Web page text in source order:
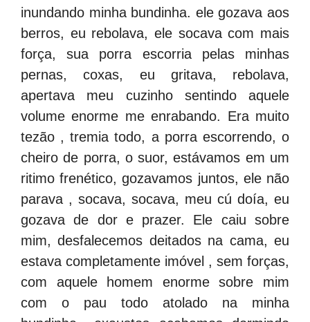
inundando minha bundinha. ele gozava aos
berros, eu rebolava, ele socava com mais
força, sua porra escorria pelas minhas
pernas, coxas, eu gritava, rebolava,
apertava meu cuzinho sentindo aquele
volume enorme me enrabando. Era muito
tezão , tremia todo, a porra escorrendo, o
cheiro de porra, o suor, estávamos em um
ritimo frenético, gozavamos juntos, ele não
parava , socava, socava, meu cú doía, eu
gozava de dor e prazer. Ele caiu sobre
mim, desfalecemos deitados na cama, eu
estava completamente imóvel , sem forças,
com aquele homem enorme sobre mim
com o pau todo atolado na minha